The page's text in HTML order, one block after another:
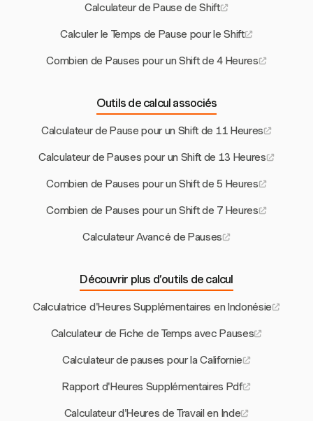
Calculateur de Pause de Shift
Calculer le Temps de Pause pour le Shift
Combien de Pauses pour un Shift de 4 Heures
Outils de calcul associés
Calculateur de Pause pour un Shift de 11 Heures
Calculateur de Pauses pour un Shift de 13 Heures
Combien de Pauses pour un Shift de 5 Heures
Combien de Pauses pour un Shift de 7 Heures
Calculateur Avancé de Pauses
Découvrir plus d’outils de calcul
Calculatrice d'Heures Supplémentaires en Indonésie
Calculateur de Fiche de Temps avec Pauses
Calculateur de pauses pour la Californie
Rapport d'Heures Supplémentaires Pdf
Calculateur d'Heures de Travail en Inde